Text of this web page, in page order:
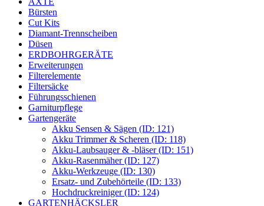
Bürsten
Cut Kits
Diamant-Trennscheiben
Düsen
ERDBOHRGERÄTE
Erweiterungen
Filterelemente
Filtersäcke
Führungsschienen
Garniturpflege
Gartengeräte
Akku Sensen & Sägen (ID: 121)
Akku Trimmer & Scheren (ID: 118)
Akku-Laubsauger & -bläser (ID: 151)
Akku-Rasenmäher (ID: 127)
Akku-Werkzeuge (ID: 130)
Ersatz- und Zubehörteile (ID: 133)
Hochdruckreiniger (ID: 124)
GARTENHÄCKSLER